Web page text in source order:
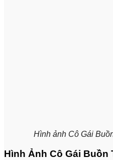
Hình ảnh Cô Gái
Hình Ảnh Cô Gái Buồn